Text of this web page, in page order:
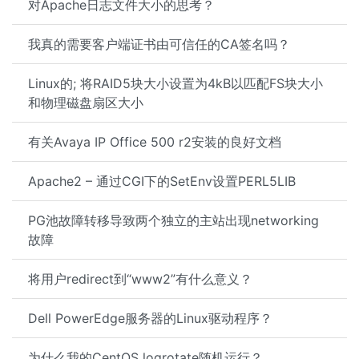
对Apache日志文件大小的思考？
我真的需要客户端证书由可信任的CA签名吗？
Linux的; 将RAID5块大小设置为4kB以匹配FS块大小
和物理磁盘扇区大小
有关Avaya IP Office 500 r2安装的良好文档
Apache2 – 通过CGI下的SetEnv设置PERL5LIB
PG池故障转移导致两个独立的主站出现networking
故障
将用户redirect到“www2”有什么意义？
Dell PowerEdge服务器的Linux驱动程序？